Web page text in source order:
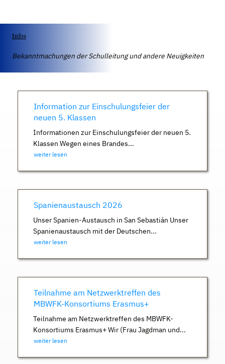
Infos
Bekanntmachungen der Schulleitung und andere Neuigkeiten
Information zur Einschulungsfeier der
neuen 5. Klassen
Informationen zur Einschulungsfeier der neuen 5.
Klassen Wegen eines Brandes...
weiter lesen
Spanienaustausch 2026
Unser Spanien-Austausch in San Sebastián Unser
Spanienaustausch mit der Deutschen...
weiter lesen
Teilnahme am Netzwerktreffen des
MBWFK-Konsortiums Erasmus+
Teilnahme am Netzwerktreffen des MBWFK-
Konsortiums Erasmus+ Wir (Frau Jagdman und...
weiter lesen